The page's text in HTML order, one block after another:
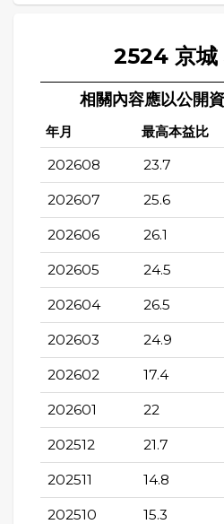
2524 京城
相關內容應以公開
年月 最高本益比
202608 23.7
202607 25.6
202606 26.1
202605 24.5
202604 26.5
202603 24.9
202602 17.4
202601 22
202512 21.7
202511 14.8
202510 15.3